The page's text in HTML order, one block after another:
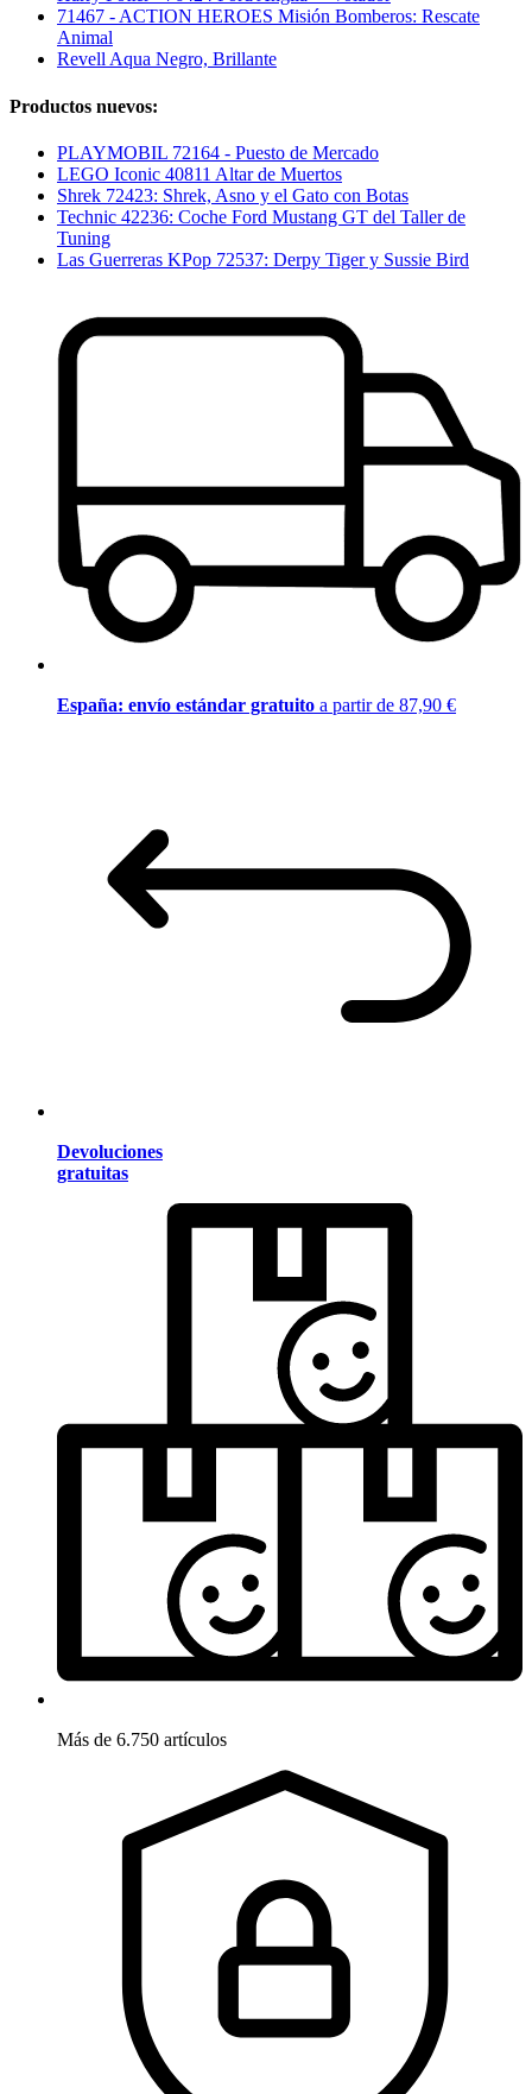
71467 - ACTION HEROES Misión Bomberos: Rescate
Animal
Revell Aqua Negro, Brillante
Productos nuevos:
PLAYMOBIL 72164 - Puesto de Mercado
LEGO Iconic 40811 Altar de Muertos
Shrek 72423: Shrek, Asno y el Gato con Botas
Technic 42236: Coche Ford Mustang GT del Taller de
Tuning
Las Guerreras KPop 72537: Derpy Tiger y Sussie Bird
España: envío estándar gratuito a partir de 87,90 €
Devoluciones
gratuitas
Más de 6.750 artículos